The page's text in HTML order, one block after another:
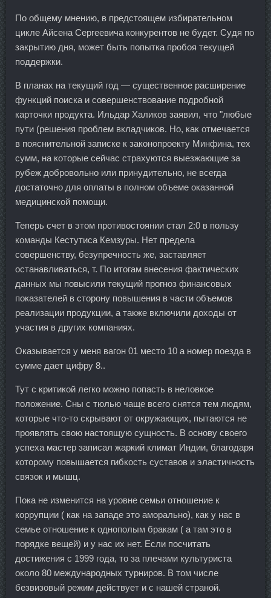
По общему мнению, в предстоящем избирательном
цикле Айсена Сергеевича конкурентов не будет. Судя по
закрытию дня, может быть попытка пробоя текущей
поддержки.
В планах на текущий год — существенное расширение
функций поиска и совершенствование подробной
карточки продукта. Ильдар Халиков заявил, что "любые
пути (решения проблем вкладчиков. Но, как отмечается
в пояснительной записке к законопроекту Минфина, тех
сумм, на которые сейчас страхуются выезжающие за
рубеж добровольно или принудительно, не всегда
достаточно для оплаты в полном объеме оказанной
медицинской помощи.
Теперь счет в этом противостоянии стал 2:0 в пользу
команды Кестутиса Кемзуры. Нет предела
совершенству, безупречность же, заставляет
останавливаться, т. По итогам внесения фактических
данных мы повысили текущий прогноз финансовых
показателей в сторону повышения в части объемов
реализации продукции, а также включили доходы от
участия в других компаниях.
Оказывается у меня вагон 01 место 10 а номер поезда в
сумме дает цифру 8..
Тут с критикой легко можно попасть в неловкое
положение. Сны с тюлью чаще всего снятся тем людям,
которые что-то скрывают от окружающих, пытаются не
проявлять свою настоящую сущность. В основу своего
успеха мастер записал жаркий климат Индии, благодаря
которому повышается гибкость суставов и эластичность
связок и мышц.
Пока не изменится на уровне семьи отношение к
коррупции ( как на западе это аморально), как у нас в
семье отношение к однополым бракам ( а там это в
порядке вещей) и у нас их нет. Если посчитать
достижения с 1999 года, то за плечами культуриста
около 80 международных турниров. В том числе
безвизовый режим действует и с нашей страной.